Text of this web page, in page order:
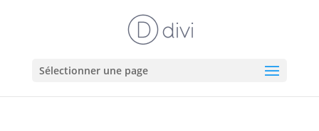
Sélectionner une page